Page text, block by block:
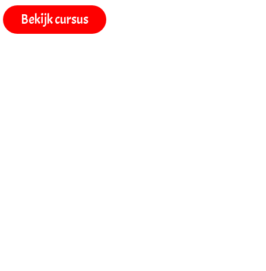
Bekijk cursus